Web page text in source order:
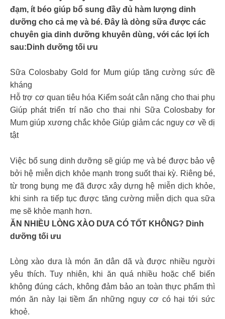
đạm, ít béo giúp bổ sung đầy đủ hàm lượng dinh
dưỡng cho cả mẹ và bé. Đây là dòng sữa được các
chuyên gia dinh dưỡng khuyên dùng, với các lợi ích
sau:Dinh dưỡng tối ưu
Sữa Colosbaby Gold for Mum giúp tăng cường sức đề
kháng
Hỗ trợ cơ quan tiêu hóa Kiểm soát cân nặng cho thai phụ
Giúp phát triển trí não cho thai nhi Sữa Colosbaby for
Mum giúp xương chắc khỏe Giúp giảm các nguy cơ về dị
tật
Việc bổ sung dinh dưỡng sẽ giúp mẹ và bé được bảo vệ
bởi hệ miễn dịch khỏe mạnh trong suốt thai kỳ. Riêng bé,
từ trong bụng mẹ đã được xây dựng hệ miễn dịch khỏe,
khi sinh ra tiếp tục được tăng cường miễn dịch qua sữa
mẹ sẽ khỏe mạnh hơn.
ĂN NHIỀU LÒNG XÀO DƯA CÓ TỐT KHÔNG? Dinh
dưỡng tối ưu
Lòng xào dưa là món ăn dân dã và được nhiều người
yêu thích. Tuy nhiên, khi ăn quá nhiều hoặc chế biến
không đúng cách, không đảm bảo an toàn thực phẩm thì
món ăn này lại tiềm ẩn những nguy cơ có hại tới sức
khoẻ.